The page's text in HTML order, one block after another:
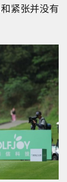
紧张并没有